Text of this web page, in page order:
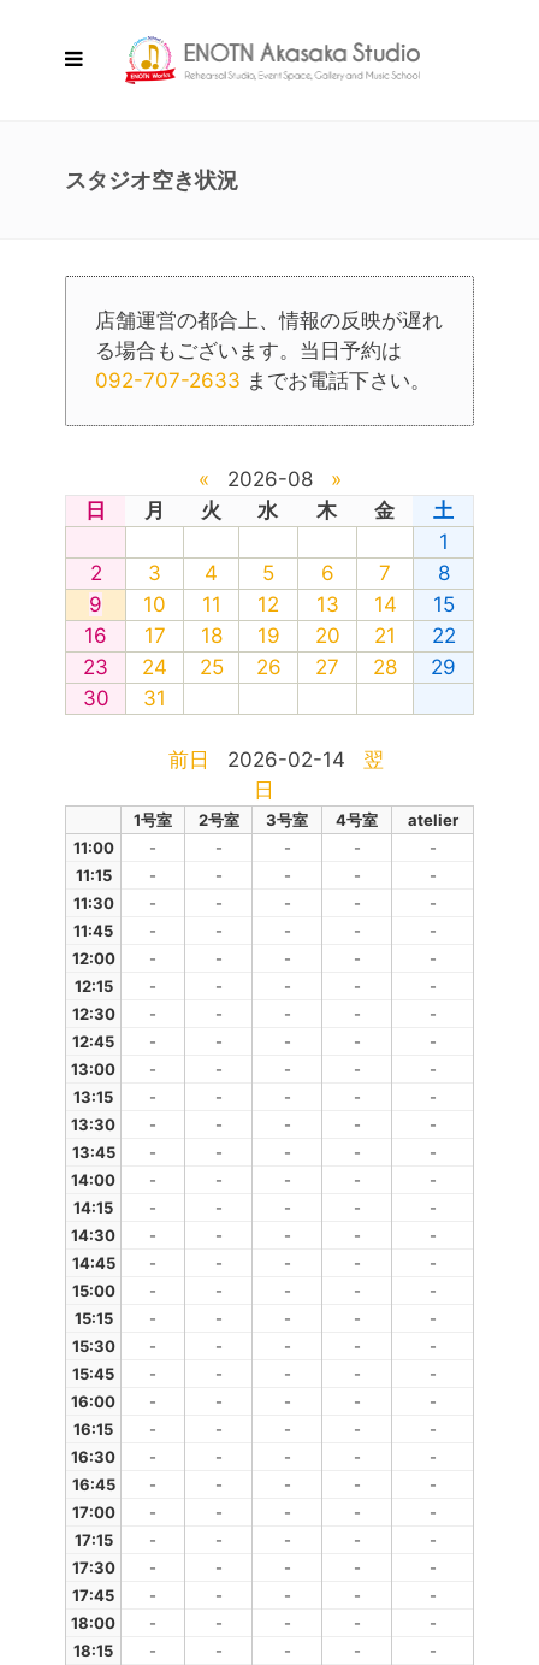
スタジオ空き状況
店舗運営の都合上、情報の反映が遅れ
る場合もございます。当日予約は
092-707-2633 までお電話下さい。
« 2026-08
»
日
月 火 水 木 金
土
1
2
3 4 5 6 7
8
9
10 11 12 13 14
15
16
17 18 19 20 21
22
23
24 25 26 27 28
29
30
31
前日 2026-02-14
翌
日
1号室 2号室 3号室 4号室
atelier
11:00
- - - -
-
11:15
- - - -
-
11:30
- - - -
-
11:45
- - - -
-
12:00
- - - -
-
12:15
- - - -
-
12:30
- - - -
-
12:45
- - - -
-
13:00
- - - -
-
13:15
- - - -
-
13:30
- - - -
-
13:45
- - - -
-
14:00
- - - -
-
14:15
- - - -
-
14:30
- - - -
-
14:45
- - - -
-
15:00
- - - -
-
15:15
- - - -
-
15:30
- - - -
-
15:45
- - - -
-
16:00
- - - -
-
16:15
- - - -
-
16:30
- - - -
-
16:45
- - - -
-
17:00
- - - -
-
17:15
- - - -
-
17:30
- - - -
-
17:45
- - - -
-
18:00
- - - -
-
18:15
- - - -
-